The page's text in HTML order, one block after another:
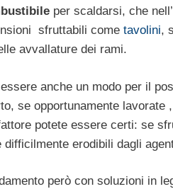
per scaldarsi, che
sfruttabili come tavolini,
avvallature dei rami.
anche un modo per il
se opportunamente lavorate
potete essere certi: se
erodibili dagli
però con soluzioni in